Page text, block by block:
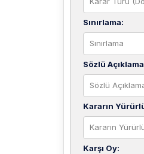
Sınırlama:
Sınırlama
Sözlü Açıklama
Sözlü
Kararın
Kararın
Karşı Oy: